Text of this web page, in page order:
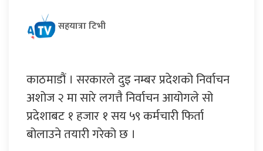
सहयात्रा टिभी
काठमाडौं । सरकारले दुइ नम्बर प्रदेशको निर्वाचन
अशोज २ मा सारे लगत्तै निर्वाचन आयोगले सो
प्रदेशाबट १ हजार १ सय ५९ कर्मचारी फिर्ता
बोलाउने तयारी गरेको छ ।